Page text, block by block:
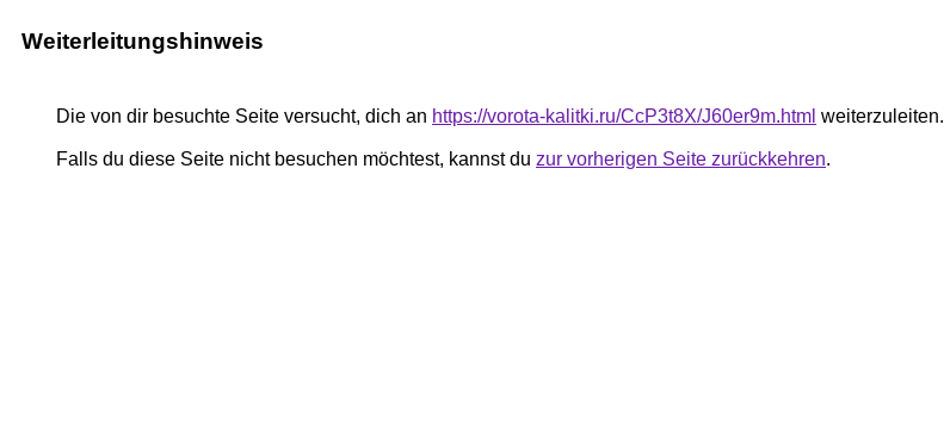
Weiterleitungshinweis
Die von dir besuchte Seite versucht, dich an https://vorota-kalitki.ru/CcP3t8X/J60er9m.html weiterzuleiten.
Falls du diese Seite nicht besuchen möchtest, kannst du zur vorherigen Seite zurückkehren.